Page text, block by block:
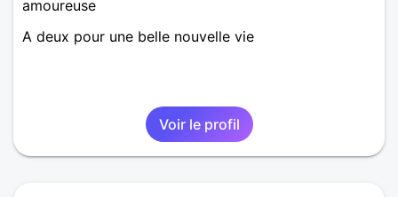
amoureuse
A deux pour une belle nouvelle vie
Voir le profil